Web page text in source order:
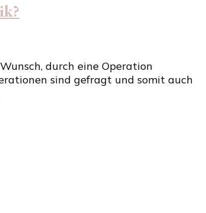
durch eine Operation
sind gefragt und somit auch